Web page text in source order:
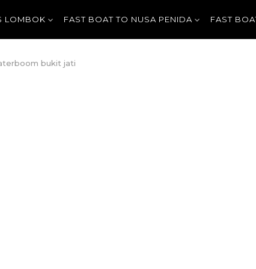
LOMBOK FAST BOAT TO NUSA PENIDA FAST
bukit jati